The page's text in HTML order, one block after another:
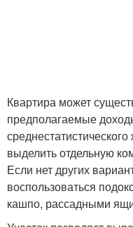
Квартира может
предполагаемые
выделить отдельную
Если нет других
воспользоваться
кашпо, рассадными